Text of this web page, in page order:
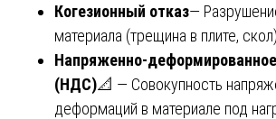
Когезионный отказ—
материала (трещина в плите, скол).
Напряженно-
(НДС)📐 — Совокупность
деформаций в материале под